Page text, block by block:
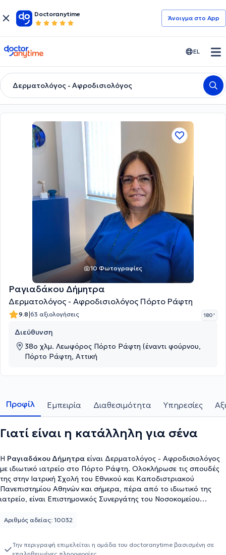
Doctoranytime
Άνοιγμα στο App
doctoranytime EL
Δερματολόγος - Αφροδισιολόγος
10 Φωτογραφίες
Ραγιαδάκου Δήμητρα
Δερματολόγος - Αφροδισιολόγος Πόρτο Ράφτη
9.8|63 αξιολογήσεις 180 '
Διεύθυνση
38o χλμ. Λεωφόρος Πόρτο Ράφτη (έναντι φούρνου,
Πόρτο Ράφτη, Αττική
Προφίλ Εμπειρία Διαθεσιμότητα Υπηρεσίες
Γιατί είναι η κατάλληλη για σένα
Η Ραγιαδάκου Δήμητρα είναι Δερματολόγος - Αφροδισιολόγος
με ιδιωτικό ιατρείο στο Πόρτο Ράφτη. Ολοκλήρωσε τις σπουδές
της στην Ιατρική Σχολή του Εθνικού και Καποδιστριακού
Πανεπιστημίου Αθηνών και σήμερα, πέρα από το ιδιωτικό της
ιατρείο, είναι Επιστημονικός Συνεργάτης του Νοσοκομείου
στο Εργαστήριο Φυσιολογίας και Παθήσεων των Τριχών. Στο
δερματολογίας και του παρέχονται μια σειρά από υπηρεσίες
Αριθμός αδείας: 10032
Την περιγραφή επιμελείται η ομάδα του doctoranytime βασισμένη σε